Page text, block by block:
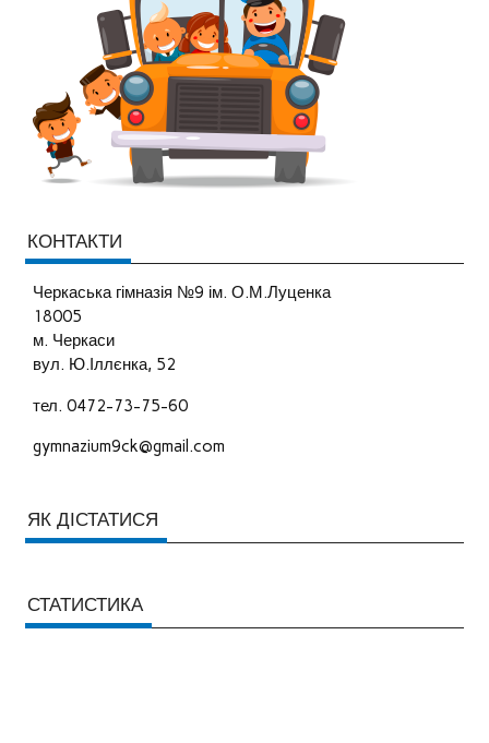
КОНТАКТИ
Черкаська гімназія №9 ім. О.М.Луценка
18005
м. Черкаси
вул. Ю.Іллєнка, 52
тел. 0472-73-75-60
gymnazium9ck@gmail.com
ЯК ДІСТАТИСЯ
СТАТИСТИКА